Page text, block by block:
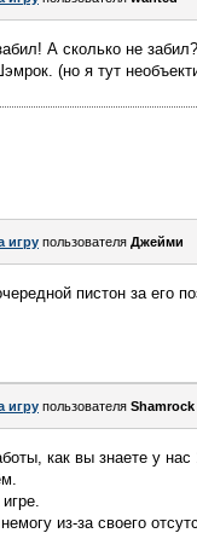
А сколько не
(но я тут
игру пользователя Джейми
пистон за его
игру пользователя Shamrock
как вы знаете у
из-за своего